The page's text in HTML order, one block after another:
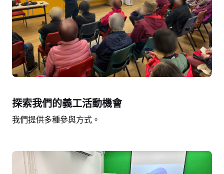
探索我們的義工活動機會
我們提供多種參與方式。